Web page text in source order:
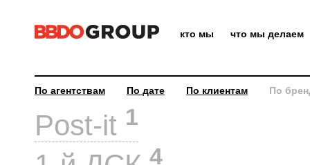
кто мы что мы делаем
По агентствам По дате По клиентам По
Post-it 1
4